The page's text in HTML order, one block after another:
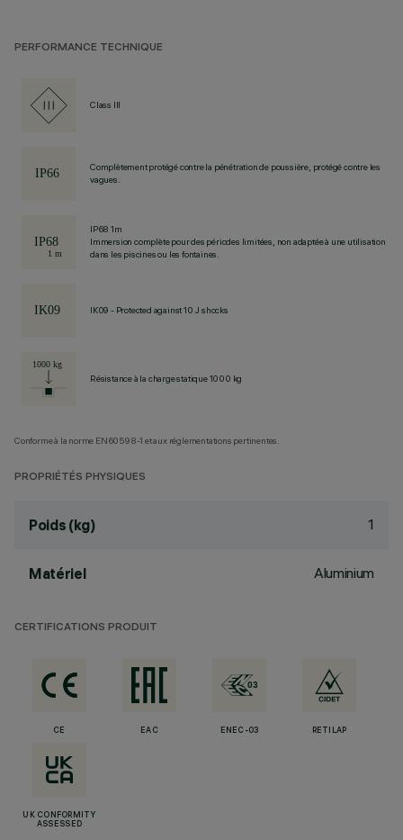
PERFORMANCE TECHNIQUE
Class III
Complètement protégé contre la pénétration de poussière, protégé contre les
vagues.
IP68 1m
Immersion complète pour des périodes limitées, non adaptée à une utilisation
dans les piscines ou les fontaines.
IK09 - Protected against 10 J shocks
Résistance à la charge statique 1000 kg
Conforme à la norme EN60598-1 et aux réglementations pertinentes.
PROPRIÉTÉS PHYSIQUES
Poids (kg) 1
Matériel Aluminium
CERTIFICATIONS PRODUIT
CE EAC ENEC-03 RETILAP
UK CONFORMITY
ASSESSED